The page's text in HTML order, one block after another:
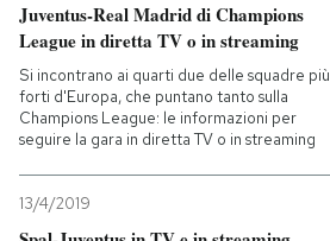
AREA PERSONALE
Entra
Juventus-Real Madrid di Champions
League in diretta TV o in streaming
Si incontrano ai quarti due delle squadre più
forti d'Europa, che puntano tanto sulla
Champions League: le informazioni per
seguire la gara in diretta TV o in streaming
13/4/2019